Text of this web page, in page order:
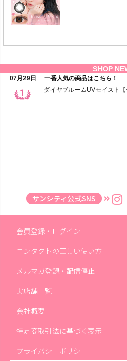
サンシティ公式SNS
会員登録・ログイン
コンタクトの正しい使い方
メルマガ登録・配信停止
実店舗一覧
会社概要
特定商取引法に基づく表示
プライバシーポリシー